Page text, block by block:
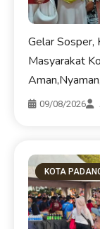
Gelar Sosper,
Masyarakat
09/08/2026
KOTA